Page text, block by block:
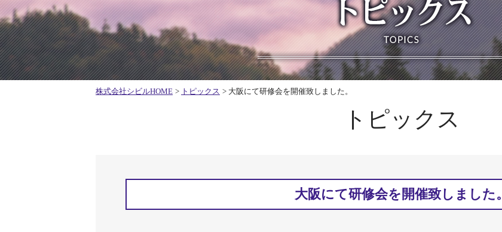
株式会社シビルHOME トピックス 大阪にて研修会を開催致しました。
トピックス
大阪にて研修会を開催致しました。